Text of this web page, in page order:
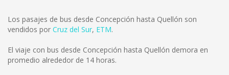
Los pasajes de bus desde Concepción hasta Quellón son
vendidos por Cruz del Sur, ETM.
El viaje con bus desde Concepción hasta Quellón demora en
promedio alrededor de 14 horas.